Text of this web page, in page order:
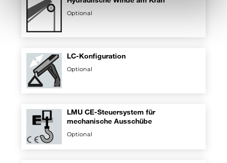
Optional
LC-Konfiguration
Optional
LMU CE-Steuersystem für
mechanische Ausschübe
Optional